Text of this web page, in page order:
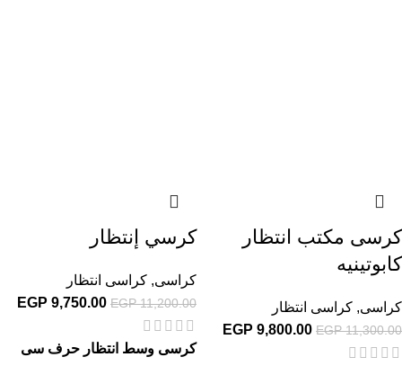
كرسى مكتب انتظار
كابوتينيه
كراسى, كراسى انتظار
EGP11,300.00
EGP 9,800.00
كرسي إنتظار
كراسى, كراسى انتظار
EGP11,200.00
EGP 9,750.00
كرسى وسط انتظار حرف سى